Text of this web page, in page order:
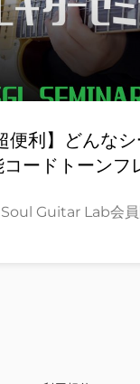
便利】どんなシ
ードトーンフ
Soul Guitar Lab会